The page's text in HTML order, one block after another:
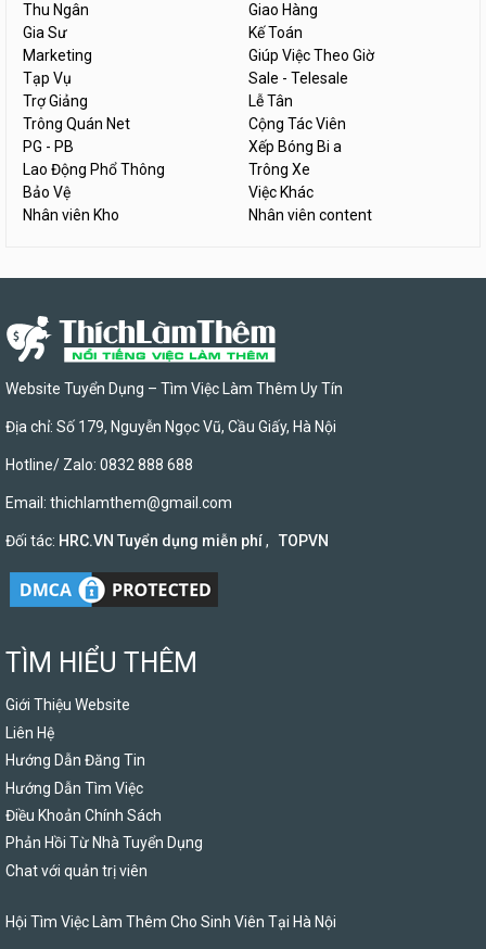
Thu Ngân
Giao Hàng
Gia Sư
Kế Toán
Marketing
Giúp Việc Theo Giờ
Tạp Vụ
Sale - Telesale
Trợ Giảng
Lễ Tân
Trông Quán Net
Cộng Tác Viên
PG - PB
Xếp Bóng Bi a
Lao Động Phổ Thông
Trông Xe
Bảo Vệ
Việc Khác
Nhân viên Kho
Nhân viên content
Website Tuyển Dụng – Tìm Việc Làm Thêm Uy Tín
Địa chỉ: Số 179, Nguyễn Ngọc Vũ, Cầu Giấy, Hà Nội
Hotline/ Zalo: 0832 888 688
Email: thichlamthem@gmail.com
Đối tác: HRC.VN Tuyển dụng miễn phí, TOPVN
TÌM HIỂU THÊM
Giới Thiệu Website
Liên Hệ
Hướng Dẫn Đăng Tin
Hướng Dẫn Tìm Việc
Điều Khoản Chính Sách
Phản Hồi Từ Nhà Tuyển Dụng
Chat với quản trị viên
Hội Tìm Việc Làm Thêm Cho Sinh Viên Tại Hà Nội